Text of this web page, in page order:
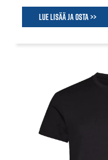
Lue lisää ja osta >>